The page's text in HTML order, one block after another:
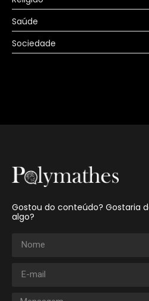
Saúde
Sociedade
Gostou do conteúdo? Gostaria
algo?